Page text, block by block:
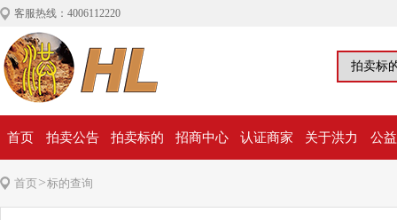
客服热线：4006112220
首页 拍卖公告 拍卖标的 招商中心 认证商家 关于洪力 公
首页>标的查询